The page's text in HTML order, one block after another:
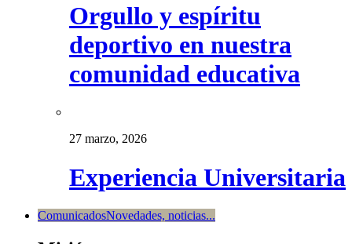
Orgullo y espíritu
deportivo en nuestra
comunidad educativa
27 marzo, 2026
Experiencia Universitaria
ComunicadosNovedades, noticias...